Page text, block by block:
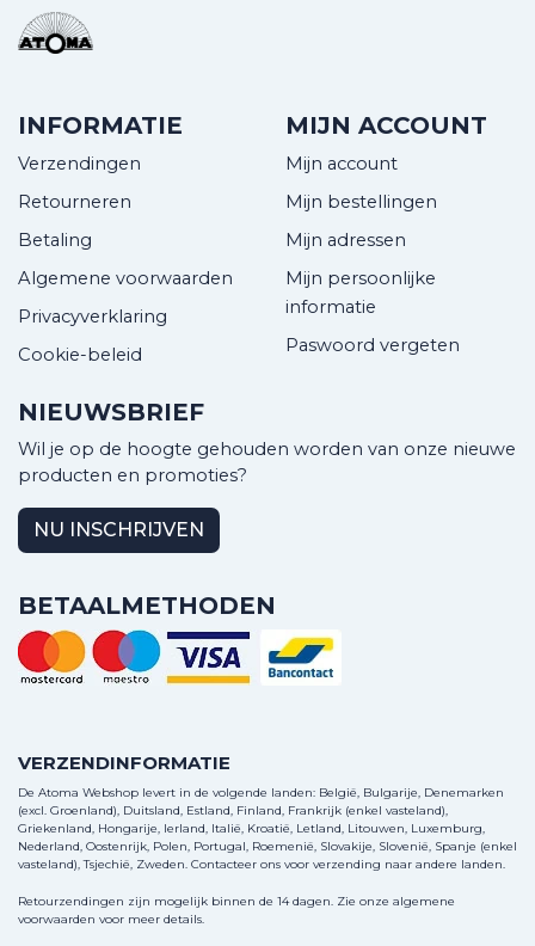
INFORMATIE
Verzendingen
Retourneren
Betaling
Algemene voorwaarden
Privacyverklaring
Cookie-beleid
MIJN ACCOUNT
Mijn account
Mijn bestellingen
Mijn adressen
Mijn persoonlijke
informatie
Paswoord vergeten
NIEUWSBRIEF
Wil je op de hoogte gehouden worden van onze nieuwe
producten en promoties?
NU INSCHRIJVEN
BETAALMETHODEN
VERZENDINFORMATIE
De Atoma Webshop levert in de volgende landen: België, Bulgarije, Denemarken
(excl. Groenland), Duitsland, Estland, Finland, Frankrijk (enkel vasteland),
Griekenland, Hongarije, Ierland, Italië, Kroatië, Letland, Litouwen, Luxemburg,
Nederland, Oostenrijk, Polen, Portugal, Roemenië, Slovakije, Slovenië, Spanje (enkel
vasteland), Tsjechië, Zweden. Contacteer ons voor verzending naar andere landen.
Retourzendingen zijn mogelijk binnen de 14 dagen. Zie onze algemene
voorwaarden voor meer details.